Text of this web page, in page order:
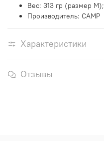
Вес: 313 гр (размер М);
Производитель: CAMP
Характеристики
Отзывы